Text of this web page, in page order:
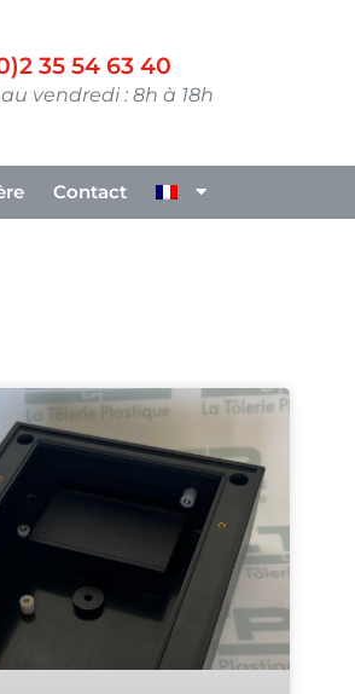
35 54 63 40
vendredi : 8h à 18h
Contact